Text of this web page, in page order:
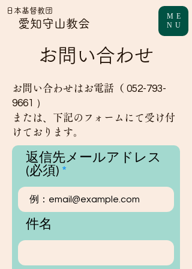
ME
NU
日本基督教団
愛知守山教会
お問い合わせ
お問い合わせはお電話（ 052-793-
9661 ）
または、下記のフォームにて受け付
けております。
返信先メールアドレス
(必須)
件名